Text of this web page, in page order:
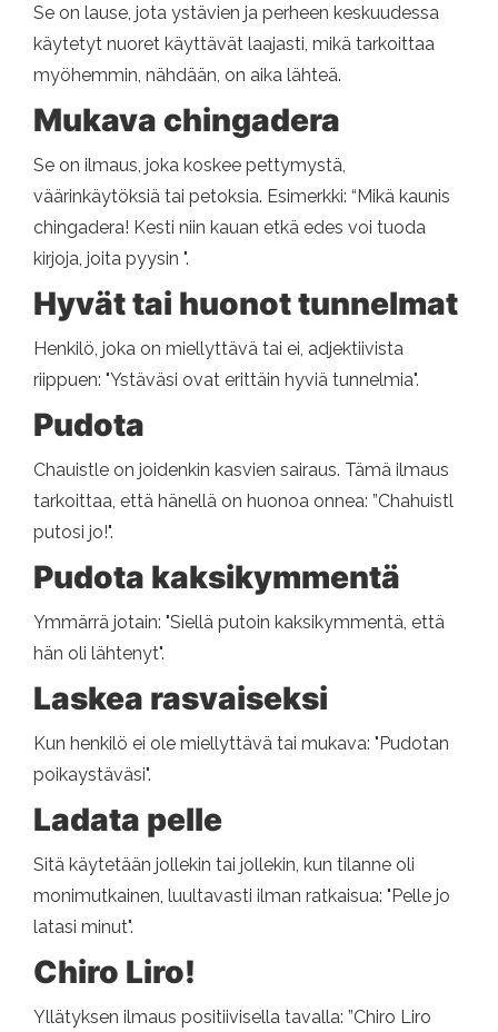
Se on lause, jota ystävien ja perheen keskuudessa
käytetyt nuoret käyttävät laajasti, mikä tarkoittaa
myöhemmin, nähdään, on aika lähteä.
Mukava chingadera
Se on ilmaus, joka koskee pettymystä,
väärinkäytöksiä tai petoksia. Esimerkki: “Mikä kaunis
chingadera! Kesti niin kauan etkä edes voi tuoda
kirjoja, joita pyysin ".
Hyvät tai huonot tunnelmat
Henkilö, joka on miellyttävä tai ei, adjektiivista
riippuen: "Ystäväsi ovat erittäin hyviä tunnelmia".
Pudota
Chauistle on joidenkin kasvien sairaus. Tämä ilmaus
tarkoittaa, että hänellä on huonoa onnea: ”Chahuistl
putosi jo!".
Pudota kaksikymmentä
Ymmärrä jotain: "Siellä putoin kaksikymmentä, että
hän oli lähtenyt".
Laskea rasvaiseksi
Kun henkilö ei ole miellyttävä tai mukava: "Pudotan
poikaystäväsi".
Ladata pelle
Sitä käytetään jollekin tai jollekin, kun tilanne oli
monimutkainen, luultavasti ilman ratkaisua: "Pelle jo
latasi minut".
Chiro Liro!
Yllätyksen ilmaus positiivisella tavalla: ”Chiro Liro